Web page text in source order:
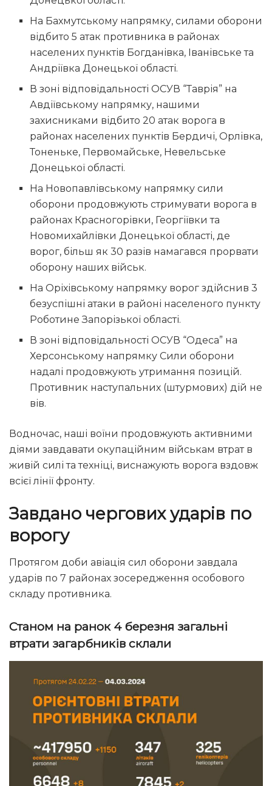
На Бахмутському напрямку, силами оборони
відбито 5 атак противника в районах
населених пунктів Богданівка, Іванівське та
Андріївка Донецької області.
В зоні відповідальності ОСУВ “Таврія” на
Авдіївському напрямку, нашими
захисниками відбито 20 атак ворога в
районах населених пунктів Бердичі, Орлівка,
Тоненьке, Первомайське, Невельське
Донецької області.
На Новопавлівському напрямку сили
оборони продовжують стримувати ворога в
районах Красногорівки, Георгіївки та
Новомихайлівки Донецької області, де
ворог, більш як 30 разів намагався прорвати
оборону наших військ.
На Оріхівському напрямку ворог здійснив 3
безуспішні атаки в районі населеного пункту
Роботине Запорізької області.
В зоні відповідальності ОСУВ “Одеса” на
Херсонському напрямку Сили оборони
надалі продовжують утримання позицій.
Противник наступальних (штурмових) дій не
вів.
Водночас, наші воїни продовжують активними
діями завдавати окупаційним військам втрат в
живій силі та техніці, виснажують ворога вздовж
всієї лінії фронту.
Завдано чергових ударів по
ворогу
Протягом доби авіація сил оборони завдала
ударів по 7 районах зосередження особового
складу противника.
Станом на ранок 4 березня загальні
втрати загарбників склали